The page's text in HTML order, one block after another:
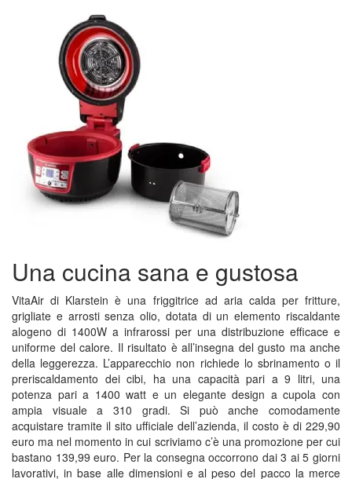
Una cucina sana e gustosa
VitaAir di Klarstein è una friggitrice ad aria calda per fritture,
grigliate e arrosti senza olio, dotata di un elemento riscaldante
alogeno di 1400W a infrarossi per una distribuzione efficace e
uniforme del calore. Il risultato è all’insegna del gusto ma anche
della leggerezza. L’apparecchio non richiede lo sbrinamento o il
preriscaldamento dei cibi, ha una capacità pari a 9 litri, una
potenza pari a 1400 watt e un elegante design a cupola con
ampia visuale a 310 gradi. Si può anche comodamente
acquistare tramite il sito ufficiale dell’azienda, il costo è di 229,90
euro ma nel momento in cui scriviamo c’è una promozione per cui
bastano 139,99 euro. Per la consegna occorrono dai 3 ai 5 giorni
lavorativi, in base alle dimensioni e al peso del pacco la merce